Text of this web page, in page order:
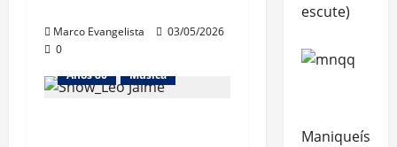
Marco Evangelista
03/05/2026
0
Anos 80
Música
escute)
Maniqueísmo